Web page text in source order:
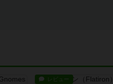
レビュー